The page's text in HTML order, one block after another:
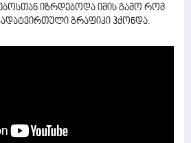
იზრდებოდა იმის გამო რომ
გრაფიკი ჰქონდა.